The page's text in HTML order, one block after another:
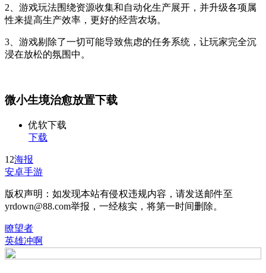
2、游戏玩法围绕资源收集和自动化生产展开，并升级各项属
性来提高生产效率，更好的经营农场。
3、游戏剔除了一切可能导致焦虑的任务系统，让玩家完全沉
浸在放松的氛围中。
微小生境治愈放置下载
优软下载
下载
12海报
安卓手游
版权声明：如发现本站有侵权违规内容，请发送邮件至
yrdown@88.com举报，一经核实，将第一时间删除。
瞭望者
英雄冲啊